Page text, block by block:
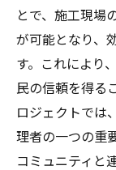
とで、施工現場
が可能となり、
す。これにより
民の信頼を得る
ロジェクトでは
理者の一つの重
コミュニティと